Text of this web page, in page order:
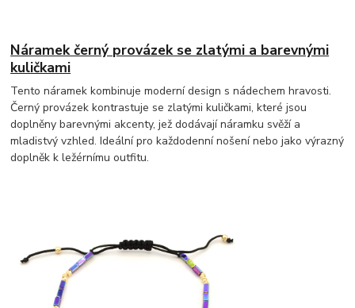
Náramek černý provázek se zlatými a barevnými
kuličkami
Tento náramek kombinuje moderní design s nádechem hravosti.
Černý provázek kontrastuje se zlatými kuličkami, které jsou
doplněny barevnými akcenty, jež dodávají náramku svěží a
mladistvý vzhled. Ideální pro každodenní nošení nebo jako výrazný
doplněk k ležérnímu outfitu.